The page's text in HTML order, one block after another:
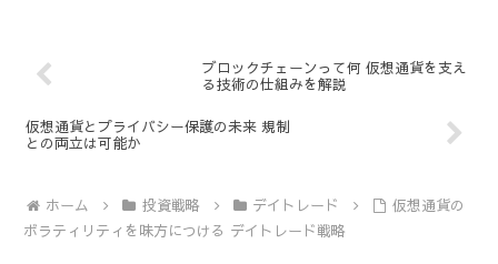
ブロックチェーンって何 仮想通貨を支え
る技術の仕組みを解説
仮想通貨とプライバシー保護の未来 規制
との両立は可能か
ホーム 投資戦略 デイトレード
仮想通貨の
ボラティリティを味方につける デイトレード戦略